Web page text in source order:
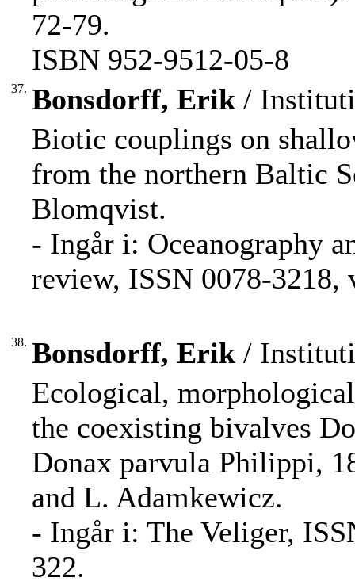
72-79.
ISBN 952-9512-05-8
37. Bonsdorff, Erik /
Biotic couplings on
from the northern Baltic
Blomqvist.
- Ingår i: Oceanography
review, ISSN 0078-3218,
38. Bonsdorff, Erik /
Ecological,
the coexisting bivalves
Donax parvula Philippi,
and L. Adamkewicz.
- Ingår i: The Veliger,
322.